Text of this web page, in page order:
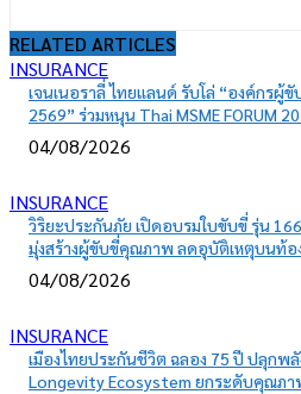
RELATED ARTICLES
INSURANCE
เจนเนอราลี่ ไทยแลนด์ รับโล่ “องค์กรผู้ขั
2569” ร่วมหนุน Thai MSME FORUM
04/08/2026
INSURANCE
วิริยะประกันภัย เปิดอบรมใบขับขี่ รุ่น
มุ่งสร้างผู้ขับขี่คุณภาพ ลดอุบัติเหตุบนท้อ
04/08/2026
INSURANCE
เมืองไทยประกันชีวิต ฉลอง 75 ปี ปลุกพ
Longevity Ecosystem ยกระดับคุณภ